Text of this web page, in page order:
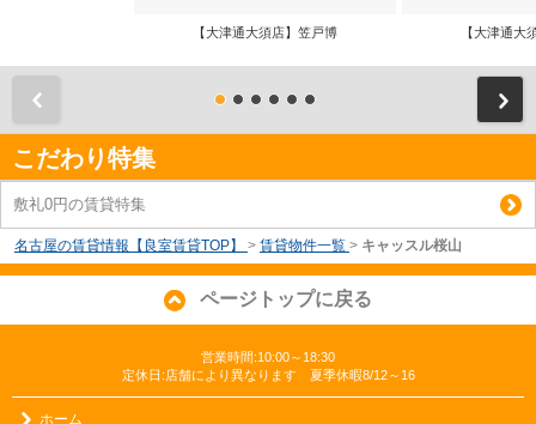
【大津通大須店】笠戸博 【大津通大
こだわり特集
敷礼0円の賃貸特集
名古屋の賃貸情報【良室賃貸TOP】 > 賃貸物件一覧 > キャッスル桜山
ページトップに戻る
営業時間:10:00～18:30
定休日:店舗により異なります 夏季休暇8/12～16
ホーム